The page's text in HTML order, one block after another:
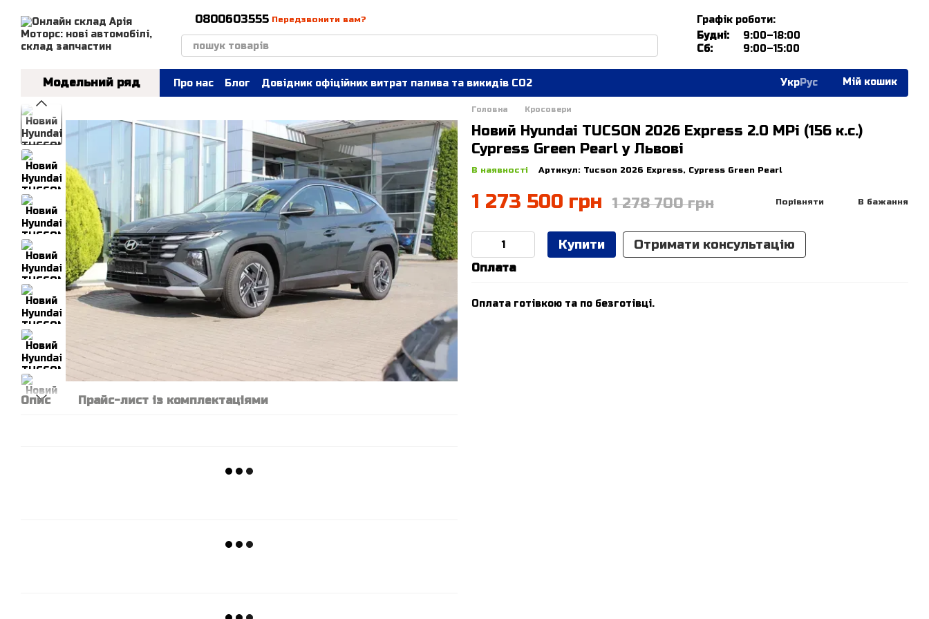
0800603555 Передзвонити вам?
Графік роботи:
Будні:
9:00–18:00
Сб:
9:00–15:00
Модельний ряд Про нас Блог Довідник офіційних витрат палива та викидів СО2 УкрРус Мій кошик
Опис Прайс-лист із комплектаціями
Головна Кросовери
Новий Hyundai TUCSON 2026 Express 2.0 MPi (156 к.с.)
Cypress Green Pearl у Львові
В наявності Артикул: Tucson 2026 Express, Cypress Green Pearl
1 273 500 грн 1 278 700 грн Порівняти В бажання
Купити Отримати консультацію
Оплата
Оплата готівкою та по безготівці.